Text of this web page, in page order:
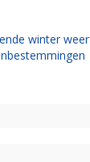
winter weer